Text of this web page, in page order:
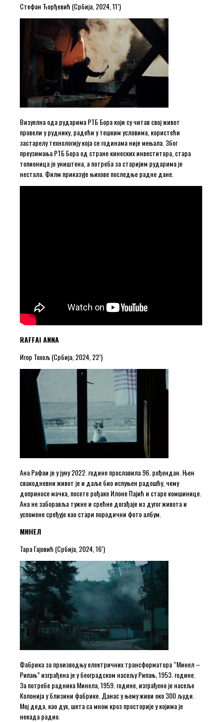
Стефан Ђорђевић (Србија, 2024, 11’)
Визуелна ода рударима РТБ Бора који су читав свој живот
провели у руднику, радећи у тешким условима, користећи
застарелу технологију која се годинама није мењала. Због
преузимања РТБ Бора од стране кинеских инвеститора, стара
топионица је уништена, а потреба за старијим рударима је
нестала. Филм приказује њихове последње радне дане.
RAFFAI ANNA
Игор Тохољ (Србија, 2024, 22’)
Ана Рафаи је у јуну 2022. године прославила 96. рођендан. Њен
свакодневни живот је и даље био испуњен радошћу, чему
доприносе мачка, посете рођаке Илоне Пајић и старе комшинице.
Ана не заборавља тужне и срећне догађаје из дугог живота и
успомене сређује као стари породични фото албум.
МИНЕЛ
Тара Гајовић (Србија, 2024, 16’)
Фабрика за производњу електричних трансформатора “Минел –
Рипањ” изграђена је у београдском насељу Рипањ, 1953. године.
За потребе радника Минела, 1959. године, изграђено је насеље
Колонија у близини фабрике. Данас у њему живи око 300 људи.
Мој деда, као дух, шета са мном кроз просторије у којима је
некада радио.